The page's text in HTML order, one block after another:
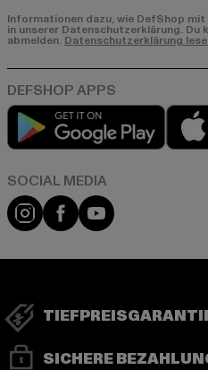
Informationen dazu, wie DefShop
in unserer Datenschutzerklärung.
abmelden. Datenschutzerklärung
Play
Instagram
FacebookYouTube
SICHERE